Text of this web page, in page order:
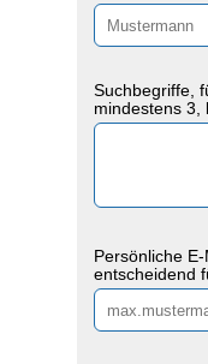
Suchbegriffe,
mindestens 3,
Persönliche
entscheidend